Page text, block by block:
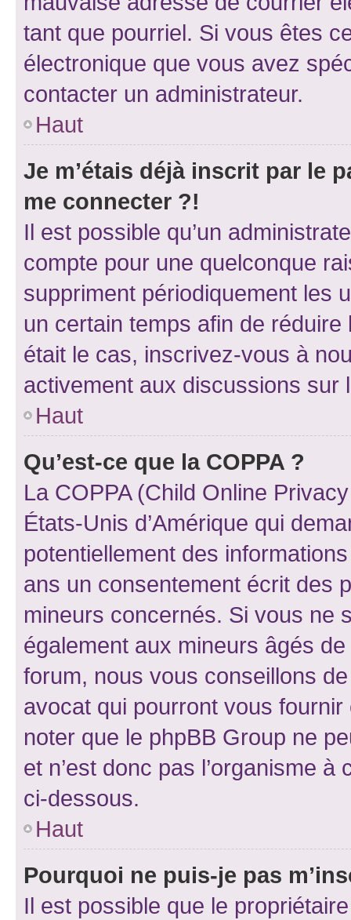
tant que pourriel. Si vous êtes
électronique que vous avez
contacter un administrateur.
Haut
Je m’étais déjà inscrit par le
me connecter ?!
Il est possible qu’un
compte pour une quelconque
suppriment périodiquement les
un certain temps afin de
était le cas, inscrivez-vous à
activement aux discussions sur
Haut
Qu’est-ce que la COPPA ?
La COPPA (Child Online
États-Unis d’Amérique qui
potentiellement des
ans un consentement écrit des
mineurs concernés. Si vous ne
également aux mineurs âgés
forum, nous vous conseillons
avocat qui pourront vous
noter que le phpBB Group ne
et n’est donc pas l’organisme
ci-dessous.
Haut
Pourquoi ne puis-je pas
Il est possible que le